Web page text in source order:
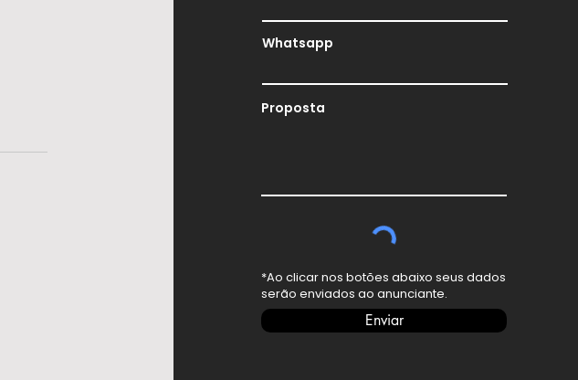
Whatsapp
Proposta
*Ao clicar nos botões abaixo seus dados
serão enviados ao anunciante.
Enviar